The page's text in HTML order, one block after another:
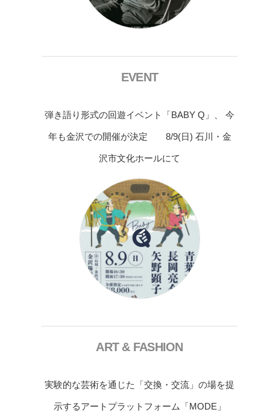
EVENT
弾き語り形式の回遊イベント「BABY Q」、 今
年も金沢での開催が決定 8/9(日) 石川・金
沢市文化ホールにて
ART & FASHION
実験的な芸術を通じた「交換・交流」の場を提
示するアートプラットフォーム「MODE」